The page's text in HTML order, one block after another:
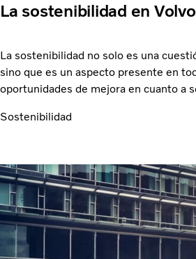
La sostenibilidad en
La sostenibilidad no solo es una
sino que es un aspecto presente en
oportunidades de mejora en cuanto a
Sostenibilidad